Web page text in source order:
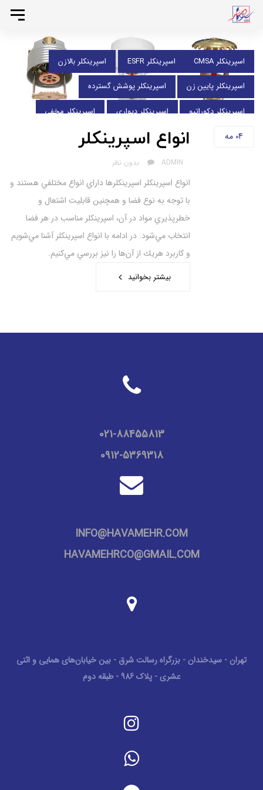
رد
کردن
لینک
ها
کردن
صفحه
بندی
اصلی
پرش
تغییر
برچسب‌
ها
اسپرينكلر CMSA اسپرينكلر ESFR اسپرينكلر بالازن
اسپرينكلر پايين زن اسپرينكلر پوشش گسترده
اسپرينكلر دكوراتيو اسپرينكلر ديواري اسپرينكلر مخفي
اسپرينكلر مسكوني اسپرینکلر اطفا حریق
محاسبات هیدرولیکی واكنش استاندارد
04 مه انواع اسپرینکلر
AUTHOR
ADMIN بدون نظر
انواع اسپرینکلر اسپرينكلرها داراي انواع مختلفي هستند و
با توجه به نوع فضا و همچنين قابليت اشتعال و
خطرپذيري مواد در آن، اسپرينكلر مناسب در هر فضا
انتخاب مي‌شود. در ادامه با انواع اسپرينكلر آشنا مي‌شويم
و كاربرد هريك از آن‌ها را نيز بررسي مي‌كنيم.
بیشتر بخوانید
021-88455813
0912-5369318
INFO@HAVAMEHR.COM
HAVAMEHRCO@GMAIL.COM
تهران - سیدخندان - بزرگراه رسالت شرق - بین خیابان‌های همایی و اثنی
عشری - پلاک 986 - طبقه دوم